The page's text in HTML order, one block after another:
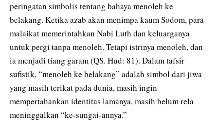
peringatan simbolis tentang bahaya menoleh ke
belakang. Ketika azab akan menimpa kaum Sodom, para
malaikat memerintahkan Nabi Luth dan keluarganya
untuk pergi tanpa menoleh. Tetapi istrinya menoleh, dan
ia menjadi tiang garam (QS. Hud: 81). Dalam tafsir
sufistik, “menoleh ke belakang” adalah simbol dari jiwa
yang masih terikat pada dunia, masih ingin
mempertahankan identitas lamanya, masih belum rela
meninggalkan “ke-sungai-annya.”